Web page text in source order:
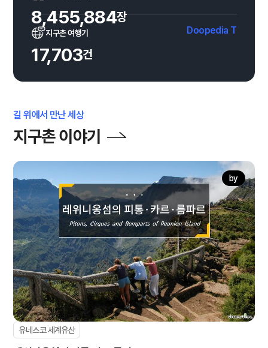
8,455,884장
지구촌 여행기 Doopedia T
17,703건
길 위에서 만난 세상
지구촌 이야기
by
유네스코 세계유산